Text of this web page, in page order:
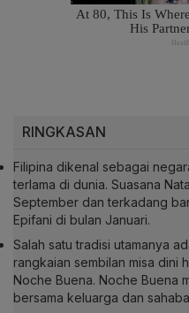
RINGKASAN
Filipina dikenal sebagai
terlama di dunia. Suasana
September dan terkadang
Epifani di bulan Januari.
Salah satu tradisi utamanya
rangkaian sembilan misa dini
Noche Buena. Noche Buena
bersama keluarga dan